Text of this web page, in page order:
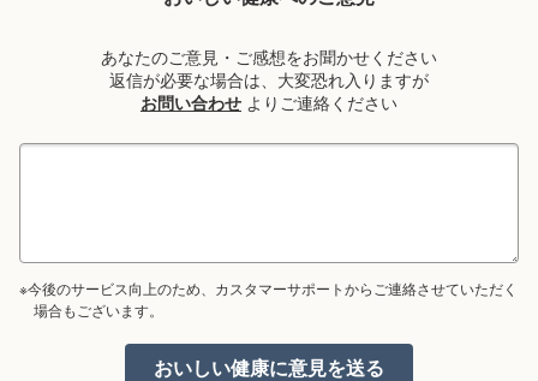
あなたのご意見・ご感想をお聞かせください
返信が必要な場合は、大変恐れ入りますが
お問い合わせ よりご連絡ください
※今後のサービス向上のため、カスタマーサポートからご連絡させていただく
場合もございます。